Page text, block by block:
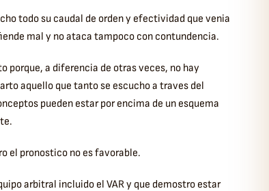
todo su caudal de orden y efectividad que venia
mal y no ataca tampoco con contundencia.
porque, a diferencia de otras veces, no hay
aquello que tanto se escucho a traves del
pueden estar por encima de un esquema
el pronostico no es favorable.
arbitral incluido el VAR y que demostro estar